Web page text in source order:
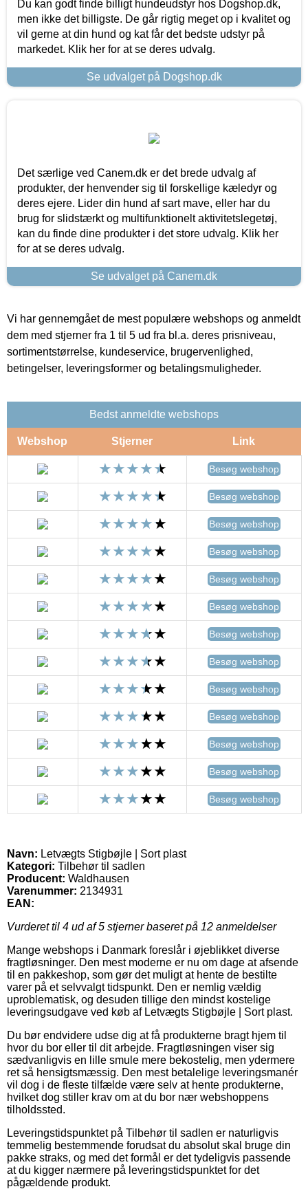
Du kan godt finde billigt hundeudstyr hos Dogshop.dk,
men ikke det billigste. De går rigtig meget op i kvalitet og
vil gerne at din hund og kat får det bedste udstyr på
markedet. Klik her for at se deres udvalg.
Se udvalget på Dogshop.dk
Det særlige ved Canem.dk er det brede udvalg af
produkter, der henvender sig til forskellige kæledyr og
deres ejere. Lider din hund af sart mave, eller har du
brug for slidstærkt og multifunktionelt aktivitetslegetøj,
kan du finde dine produkter i det store udvalg. Klik her
for at se deres udvalg.
Se udvalget på Canem.dk
Vi har gennemgået de mest populære webshops og anmeldt
dem med stjerner fra 1 til 5 ud fra bl.a. deres prisniveau,
sortimentstørrelse, kundeservice, brugervenlighed,
betingelser, leveringsformer og betalingsmuligheder.
Bedst anmeldte webshops
Webshop Stjerner Link
Besøg webshop
Besøg webshop
Besøg webshop
Besøg webshop
Besøg webshop
Besøg webshop
Besøg webshop
Besøg webshop
Besøg webshop
Besøg webshop
Besøg webshop
Besøg webshop
Besøg webshop
Navn: Letvægts Stigbøjle | Sort plast
Kategori: Tilbehør til sadlen
Producent: Waldhausen
Varenummer: 2134931
EAN:
Vurderet til 4 ud af 5 stjerner baseret på 12 anmeldelser
Mange webshops i Danmark foreslår i øjeblikket diverse
fragtløsninger. Den mest moderne er nu om dage at afsende
til en pakkeshop, som gør det muligt at hente de bestilte
varer på et selvvalgt tidspunkt. Den er nemlig vældig
uproblematisk, og desuden tillige den mindst kostelige
leveringsudgave ved køb af Letvægts Stigbøjle | Sort plast.
Du bør endvidere udse dig at få produkterne bragt hjem til
hvor du bor eller til dit arbejde. Fragtløsningen viser sig
sædvanligvis en lille smule mere bekostelig, men ydermere
ret så hensigtsmæssig. Den mest betalelige leveringsmanér
vil dog i de fleste tilfælde være selv at hente produkterne,
hvilket dog stiller krav om at du bor nær webshoppens
tilholdssted.
Leveringstidspunktet på Tilbehør til sadlen er naturligvis
temmelig bestemmende forudsat du absolut skal bruge din
pakke straks, og med det formål er det tydeligvis passende
at du kigger nærmere på leveringstidspunktet for det
pågældende produkt.